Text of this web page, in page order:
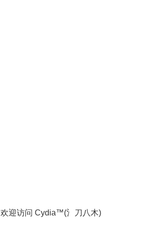
欢迎访问 Cydia™(氵刀八木)